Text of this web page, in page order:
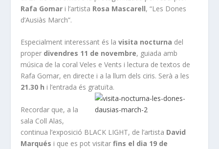
Rafa Gomar i l’artista Rosa Mascarell, “Les Dones
d’Ausiàs March”.
Especialment interessant és lavisita nocturna del
proper divendres 11 de novembre, guiada amb
música de la coral Veles e Vents i lectura de textos de
Rafa Gomar, en directe i a la llum dels ciris. Serà a les
21.30 h i l’entrada és gratuïta.
Recordar que, a la
sala Coll Alas,
continua l’exposició BLACK LIGHT, de l’artista David
Marqués i que es pot visitarfins el dia 19 de